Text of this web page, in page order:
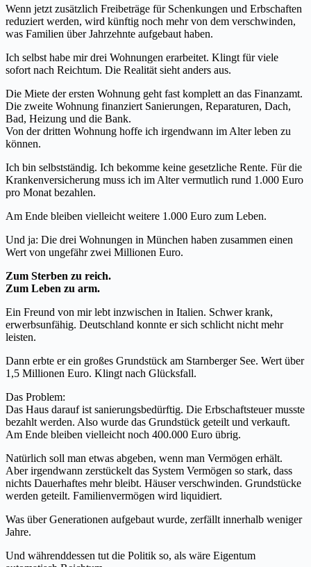
Wenn jetzt zusätzlich Freibeträge für Schenkungen und Erbschaften
reduziert werden, wird künftig noch mehr von dem verschwinden,
was Familien über Jahrzehnte aufgebaut haben.
Ich selbst habe mir drei Wohnungen erarbeitet. Klingt für viele
sofort nach Reichtum. Die Realität sieht anders aus.
Die Miete der ersten Wohnung geht fast komplett an das Finanzamt.
Die zweite Wohnung finanziert Sanierungen, Reparaturen, Dach,
Bad, Heizung und die Bank.
Von der dritten Wohnung hoffe ich irgendwann im Alter leben zu
können.
Ich bin selbstständig. Ich bekomme keine gesetzliche Rente. Für die
Krankenversicherung muss ich im Alter vermutlich rund 1.000 Euro
pro Monat bezahlen.
Am Ende bleiben vielleicht weitere 1.000 Euro zum Leben.
Und ja: Die drei Wohnungen in München haben zusammen einen
Wert von ungefähr zwei Millionen Euro.
Zum Sterben zu reich.
Zum Leben zu arm.
Ein Freund von mir lebt inzwischen in Italien. Schwer krank,
erwerbsunfähig. Deutschland konnte er sich schlicht nicht mehr
leisten.
Dann erbte er ein großes Grundstück am Starnberger See. Wert über
1,5 Millionen Euro. Klingt nach Glücksfall.
Das Problem:
Das Haus darauf ist sanierungsbedürftig. Die Erbschaftsteuer musste
bezahlt werden. Also wurde das Grundstück geteilt und verkauft.
Am Ende bleiben vielleicht noch 400.000 Euro übrig.
Natürlich soll man etwas abgeben, wenn man Vermögen erhält.
Aber irgendwann zerstückelt das System Vermögen so stark, dass
nichts Dauerhaftes mehr bleibt. Häuser verschwinden. Grundstücke
werden geteilt. Familienvermögen wird liquidiert.
Was über Generationen aufgebaut wurde, zerfällt innerhalb weniger
Jahre.
Und währenddessen tut die Politik so, als wäre Eigentum